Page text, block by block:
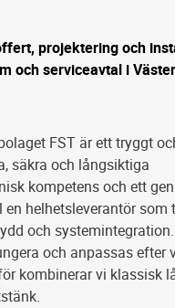
projektering och
och serviceavtal i
FST är ett tryggt
säkra och långsiktiga
kompetens och ett
helhetsleverantör som
och
och anpassas efter
kombinerar vi klassisk